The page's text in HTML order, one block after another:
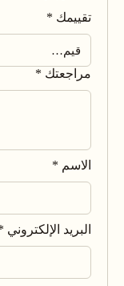
تقييمك *
مراجعتك *
الاسم *
البريد الإلكتروني